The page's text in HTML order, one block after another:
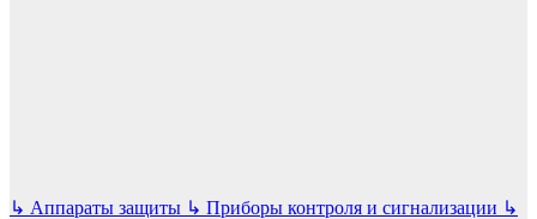
↳ Аппараты защиты ↳ Приборы контроля и сигнализации ↳